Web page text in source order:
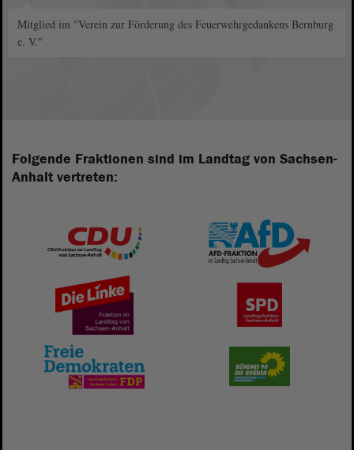
Mitglied im "Verein zur Förderung des Feuerwehrgedankens Bernburg
e. V."
Folgende Fraktionen sind im Landtag von Sachsen-
Anhalt vertreten: